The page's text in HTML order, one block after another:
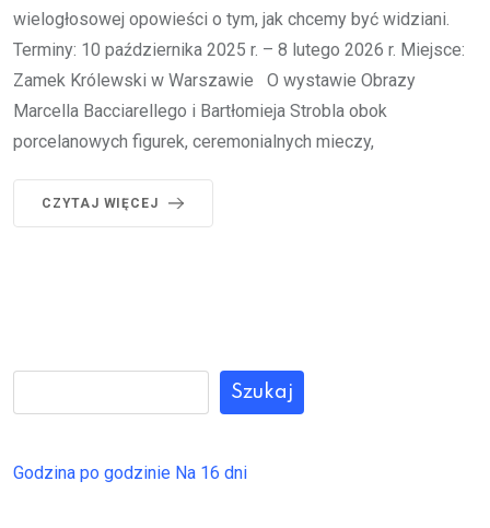
wielogłosowej opowieści o tym, jak chcemy być widziani.
Terminy: 10 października 2025 r. – 8 lutego 2026 r. Miejsce:
Zamek Królewski w Warszawie O wystawie Obrazy
Marcella Bacciarellego i Bartłomieja Strobla obok
porcelanowych figurek, ceremonialnych mieczy,
CZYTAJ WIĘCEJ
Szukaj
Godzina po godzinie Na 16 dni